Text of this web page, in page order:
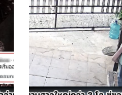
ะ
จำ
วั